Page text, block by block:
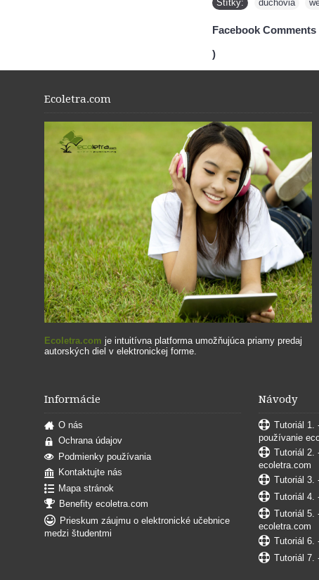
Štítky: duchovia
Facebook Comments
)
Ecoletra.com
Ecoletra.com je intuitívna platforma umožňujúca priamy predaj
autorských diel v elektronickej forme.
Informácie
O nás
Ochrana údajov
Podmienky používania
Kontaktujte nás
Mapa stránok
Benefity ecoletra.com
Prieskum záujmu o elektronické učebnice
medzi študentmi
Návody
Tutoriál 1.
používanie
Tutoriál 2.
ecoletra.com
Tutoriál 3.
Tutoriál 4.
Tutoriál 5.
ecoletra.com
Tutoriál 6.
Tutoriál 7.